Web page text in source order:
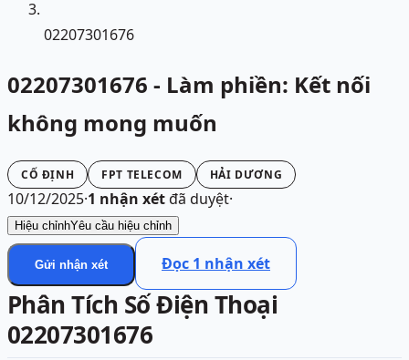
02207301676
02207301676 - Làm phiền: Kết nối
không mong muốn
CỐ ĐỊNH FPT TELECOM HẢI DƯƠNG
10/12/2025·1 nhận xétđã duyệt·
Hiệu chỉnhYêu cầu hiệu chỉnh
Gửi nhận xét Đọc 1 nhận xét
Phân Tích Số Điện Thoại
02207301676